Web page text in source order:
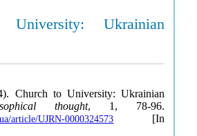
Ukrainian
Church to University: Ukrainian
thought, 1, 78-96.
article/UJRN-0000324573 [In